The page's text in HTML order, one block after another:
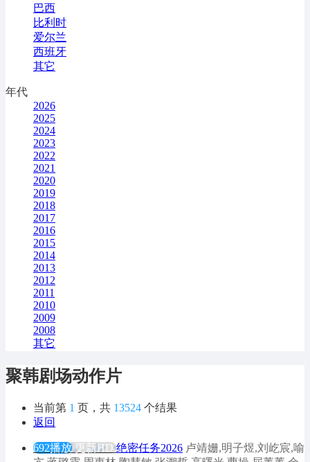
巴西
比利时
爱尔兰
西班牙
其它
年代
2026
2025
2024
2023
2022
2021
2020
2019
2018
2017
2016
2015
2014
2013
2012
2011
2010
2009
2008
其它
聚韩剧场动作片
当前第 1 页，共 13524 个结果
返回
692播放 更新HD 绝密任务2026 卢靖姗,明子煜,刘屹宸,喻